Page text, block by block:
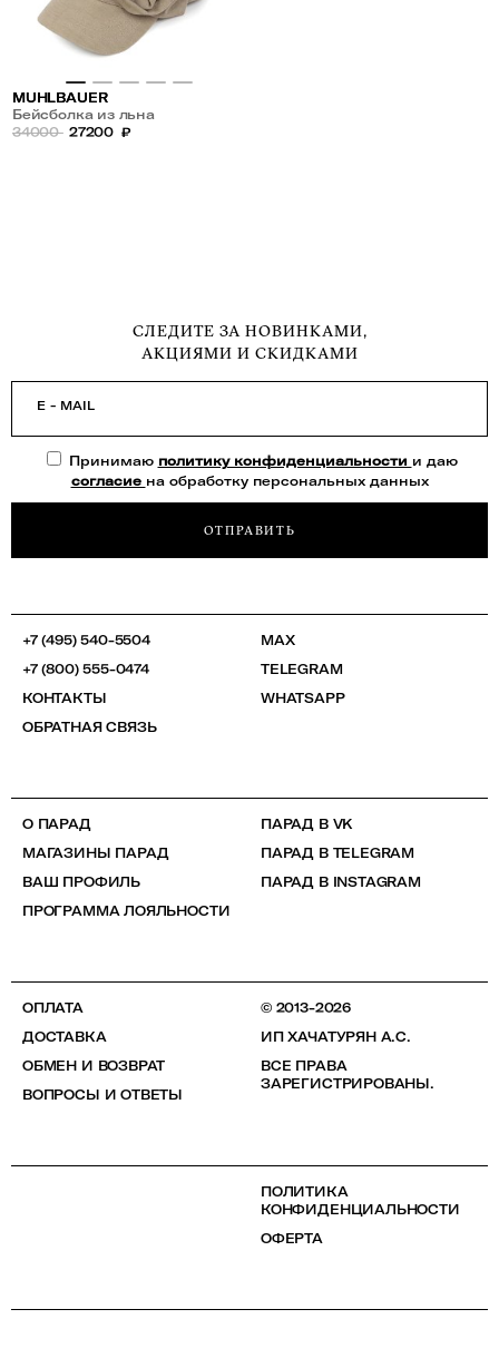
MUHLBAUER
Бейсболка из льна
34000 27200 ₽
СЛЕДИТЕ ЗА НОВИНКАМИ,
АКЦИЯМИ И СКИДКАМИ
E - MAIL
Принимаю политику конфиденциальности и даю
согласие на обработку персональных данных
ОТПРАВИТЬ
+7 (495) 540-5504
+7 (800) 555-0474
КОНТАКТЫ
ОБРАТНАЯ СВЯЗЬ
MAX
TELEGRAM
WHATSAPP
О ПАРАД
МАГАЗИНЫ ПАРАД
ВАШ ПРОФИЛЬ
ПРОГРАММА ЛОЯЛЬНОСТИ
ПАРАД В VK
ПАРАД В TELEGRAM
ПАРАД В INSTAGRAM
ОПЛАТА
ДОСТАВКА
ОБМЕН И ВОЗВРАТ
ВОПРОСЫ И ОТВЕТЫ
© 2013-2026
ИП ХАЧАТУРЯН А.С.
ВСЕ ПРАВА
ЗАРЕГИСТРИРОВАНЫ.
ПОЛИТИКА
КОНФИДЕНЦИАЛЬНОСТИ
ОФЕРТА